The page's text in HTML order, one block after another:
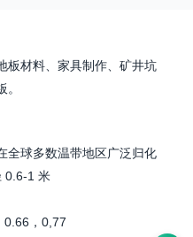
板材料、家具制作、矿井坑
全球多数温带地区广泛归化
0.6-1 米
0.66，0,77